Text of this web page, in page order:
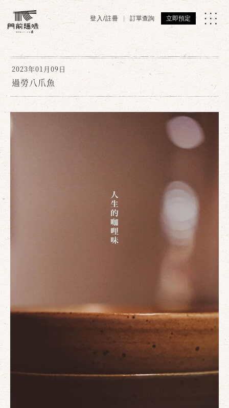
登入/註冊 訂單查詢 立即預定
2023年01月09日
過勞八爪魚